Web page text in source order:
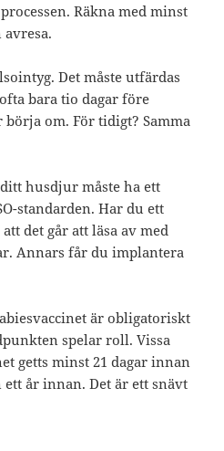
Räkna med minst
Det måste utfärdas
bara tio dagar före
börja om. För tidigt? Samma
husdjur måste ha ett
standarden. Har du ett
det går att läsa av med
Annars får du implantera
är obligatoriskt
spelar roll. Vissa
getts minst 21 dagar innan
år innan. Det är ett snävt